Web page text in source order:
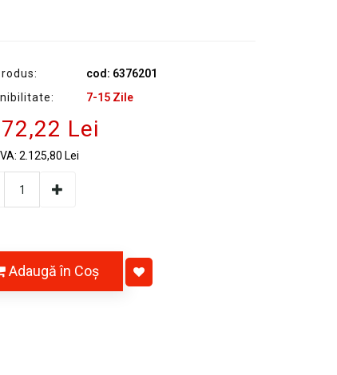
cod: 6376201
7-15 Zile
Lei
2.125,80 Lei
Adaugă în Coş